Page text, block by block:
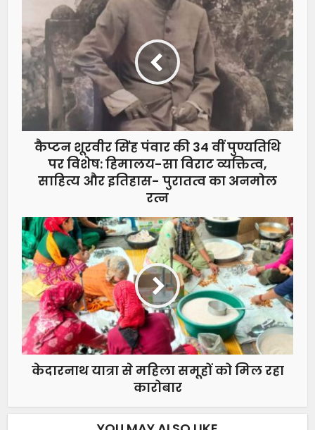
कैप्टन शूरवीर सिंह पंवार की 34 वीं पुण्यतिथि
पर विशेष: हिमालय-सा विराट व्यक्तित्व,
साहित्य और इतिहास- पुरातत्व का अनमोल
रत्न
केदारनाथ यात्रा से महिला समूहों को मिल रहा
कारोबार